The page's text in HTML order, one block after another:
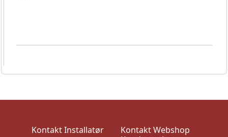
Kontakt Installatør
Kontakt Webshop